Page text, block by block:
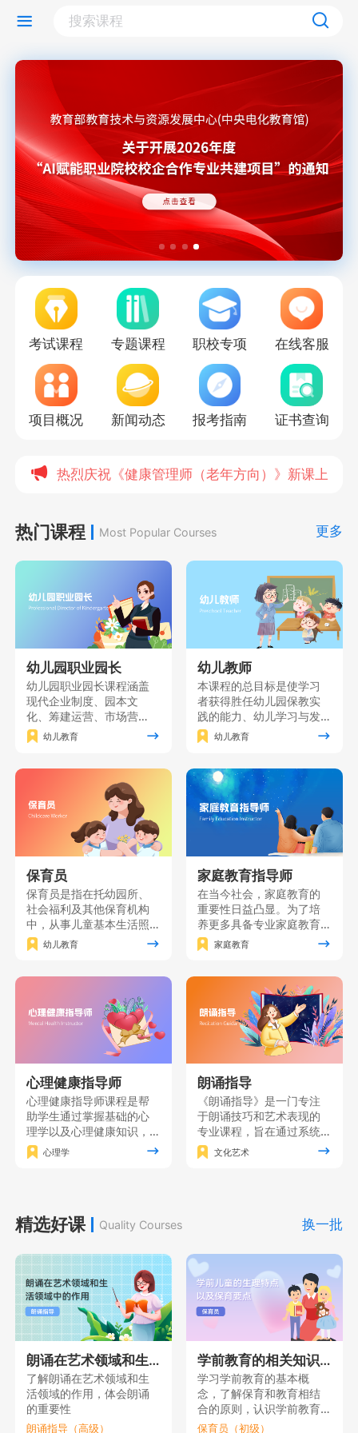
考试课程 专题课程 职校专项 在线客服
项目概况 新闻动态 报考指南 证书查询
热烈庆祝《健康管理师（老年方向）》新课上线
热门课程 Most Popular Courses 更多
幼儿园职业园长
幼儿园职业园长课程涵盖
现代企业制度、园本文
化、筹建运营、市场营
销、园长职业素质、课程
创新及资源分析等关键知
维的职业园长，为幼儿园
的发展提供全方位指导与
支持。
幼儿教育
幼儿教师
本课程的总目标是使学习
者获得胜任幼儿园保教实
践的能力、幼儿学习与发
展的研究能力自我发展的
能力，并树立“师德为先、
童为本”的教育理念。主要
面向准备从事幼儿园、托
育机构、学前文教公司等
工作的个人和单位员工。
幼儿教育
保育员
保育员是指在托幼园所、
社会福利及其他保育机构
中，从事儿童基本生活照
料、保健、自理能力培养
和辅助教育工作的人员。
求，对保育员应具有的基
础知识和基本技能进行培
训的一门课程。
幼儿教育
家庭教育指导师
在当今社会，家庭教育的
重要性日益凸显。为了培
养更多具备专业家庭教育
知识和技能的家长，我们
精心打造了一门家庭教育
理论知识与实践技能紧密
结合，致力于为广大家长
提供一个系统、全面的学
习平台。
家庭教育
心理健康指导师
心理健康指导师课程是帮
助学生通过掌握基础的心
理学以及心理健康知识，
形成对人的心理的全面理
解，在此基础上掌握心理
心理学
朗诵指导
《朗诵指导》是一门专注
于朗诵技巧和艺术表现的
专业课程，旨在通过系统
的训练和实践使学员掌握
朗诵的基本功，同时注重
舞台上自如地展现自己的
文化艺术
精选好课 Quality Courses 换一批
朗诵在艺术领域和生活领域中的作用
了解朗诵在艺术领域和生
活领域的作用，体会朗诵
的重要性
朗诵指导（高级）
学前教育的相关知识（一）
学习学前教育的基本概
念，了解保育和教育相结
合的原则，认识学前教育
的重要性。
保育员（初级）